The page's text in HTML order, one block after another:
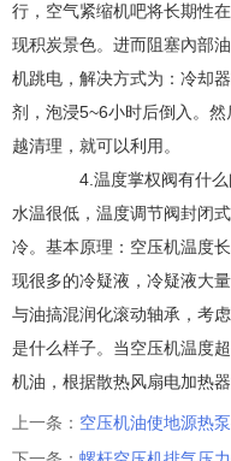
行，空气紧缩机吧将长期性
现积炭景色。进而阻塞內部
机跳电，解决方式为：冷却
剂，泡浸5~6小时后倒入。
越清理，就可以利用。
4.温度掌权阀有什么
水温很低，温度调节阀封闭
冷。基本原理：空压机温度
现很多的冷疑液，冷疑液大
与油搞混润化滚动轴承，考
是什么样子。当空压机温度
机油，根据散热风扇电加热
上一条： 空压机油使地源热